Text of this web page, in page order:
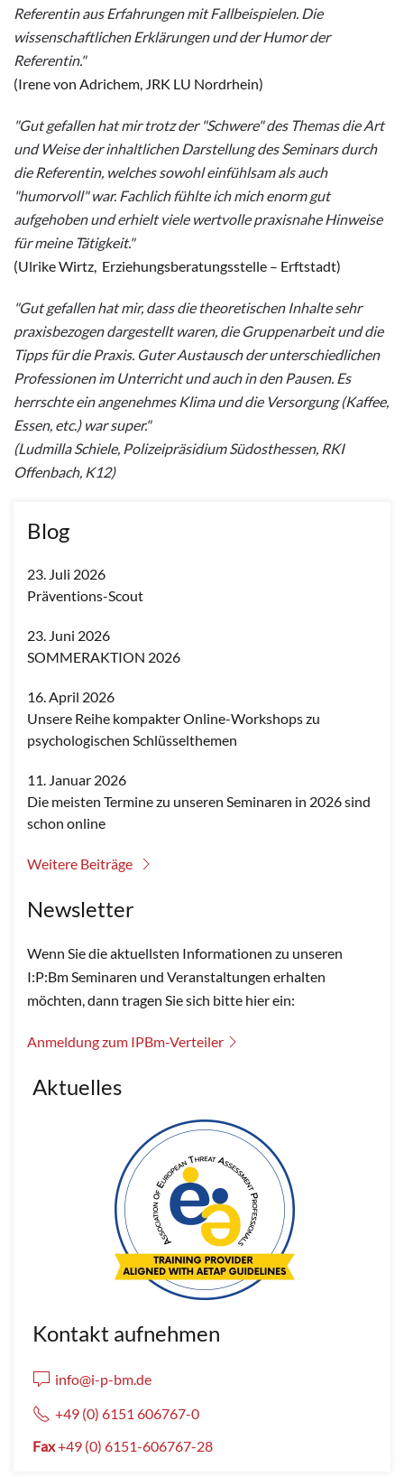
Referentin aus Erfahrungen mit Fallbeispielen. Die
wissenschaftlichen Erklärungen und der Humor der
Referentin."
(Irene von Adrichem, JRK LU Nordrhein)
"Gut gefallen hat mir trotz der "Schwere" des Themas die Art
und Weise der inhaltlichen Darstellung des Seminars durch
die Referentin, welches sowohl einfühlsam als auch
"humorvoll" war. Fachlich fühlte ich mich enorm gut
aufgehoben und erhielt viele wertvolle praxisnahe Hinweise
für meine Tätigkeit."
(Ulrike Wirtz, Erziehungsberatungsstelle – Erftstadt)
"Gut gefallen hat mir, dass die theoretischen Inhalte sehr
praxisbezogen dargestellt waren, die Gruppenarbeit und die
Tipps für die Praxis. Guter Austausch der unterschiedlichen
Professionen im Unterricht und auch in den Pausen. Es
herrschte ein angenehmes Klima und die Versorgung (Kaffee,
Essen, etc.) war super."
(Ludmilla Schiele, Polizeipräsidium Südosthessen, RKI
Offenbach, K12)
Blog
23. Juli 2026
Präventions-Scout
23. Juni 2026
SOMMERAKTION 2026
16. April 2026
Unsere Reihe kompakter Online-Workshops zu
psychologischen Schlüsselthemen
11. Januar 2026
Die meisten Termine zu unseren Seminaren in 2026 sind
schon online
Weitere Beiträge
Newsletter
Wenn Sie die aktuellsten Informationen zu unseren
I:P:Bm Seminaren und Veranstaltungen erhalten
möchten, dann tragen Sie sich bitte hier ein:
Anmeldung zum IPBm-Verteiler
Aktuelles
Kontakt aufnehmen
info@i-p-bm.de
+49 (0) 6151 606767-0
Fax+49 (0) 6151-606767-28